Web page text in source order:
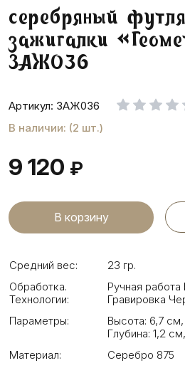
серебряный
зажигалки
ЗАЖ036
Артикул: ЗАЖ036
В наличии: (2 шт.)
9 120 ₽
Средний вес:
23 гр.
Обработка.
Технологии:
Ручная
Гравировка
Параметры:
Высота: 6,7 см,
Глубина: 1,2 см,
Материал:
Серебро 875